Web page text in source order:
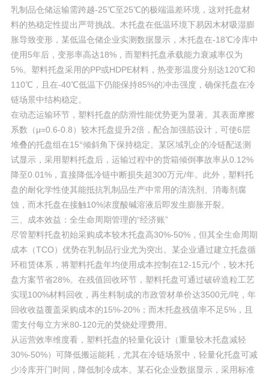
乳制品仓储运输需跨越-25℃至25℃的极端温差环境，这对托盘材
料的热稳定性提出严苛挑战。木托盘在低温环境下易因木材吸湿膨
胀导致变形，某低温仓储企业实测数据显示，木托盘在-18℃冷库中
使用5年后，变形率高达18%，而塑料托盘承载能力衰减率仅为
5%。塑料托盘采用的PP或HDPE材料，热变形温度分别达120℃和
110℃，且在-40℃低温下仍能保持85%的冲击强度，确保托盘在冷
链场景中结构稳定。
在动态运输环节，塑料托盘的防滑性能优势更为显著。其表面摩擦
系数（μ=0.6-0.8）较木托盘提升2倍，配合加强筋设计，可使6层
堆叠的托盘组在15°倾斜角下保持稳定。某区域乳企的冷链配送测
试显示，采用塑料托盘后，运输过程中的货箱倾倒事故率从0.12%
降至0.01%，直接降低冷链中断损失超300万元/年。此外，塑料托
盘的耐化学性使其能抵抗乳制品生产中常用的清洗剂、消毒剂腐
蚀，而木托盘在接触10%浓度酸碱溶液后即发生膨胀开裂。
三、成本效益：全生命周期管理的“经济账”
尽管塑料托盘初始采购成本较木托盘高30%-50%，但其全生命周期
成本（TCO）优势在乳制品行业尤为突出。某企业通过建立托盘循
环租赁体系，将塑料托盘年均使用成本控制在12-15元/个，较木托
盘方案节省28%。在残值回收环节，塑料托盘可通过破碎造粒工艺
实现100%材料回收，再生料制成的市政管材单价达3500元/吨，年
回收收益覆盖采购成本的15%-20%；而木托盘残值率不足5%，且
需支付每立方米80-120元的焚烧处理费用。
从运营效率维度看，塑料托盘的轻量化设计（重量较木托盘减轻
30%-50%）可降低搬运能耗，尤其在冷链场景中，轻量化托盘可减
少冷库开门时间，降低制冷成本。某石化企业数据显示，采用标准